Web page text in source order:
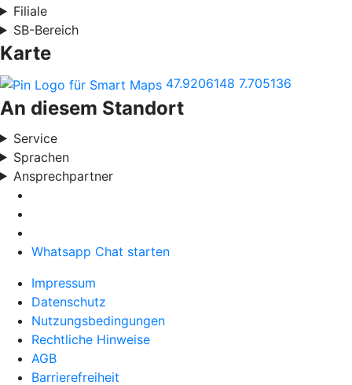
Filiale
SB-Bereich
Karte
47.9206148 7.705136
An diesem Standort
Service
Sprachen
Ansprechpartner
Whatsapp Chat starten
Impressum
Datenschutz
Nutzungsbedingungen
Rechtliche Hinweise
AGB
Barrierefreiheit